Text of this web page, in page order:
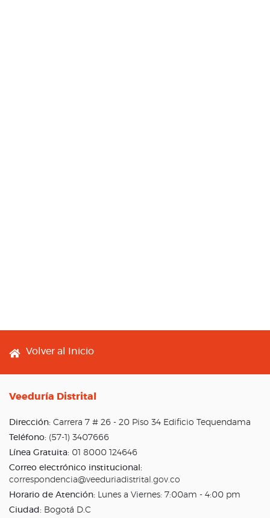
Footer menu
Volver al Inicio
Veeduría Distrital
Dirección: Carrera 7 # 26 - 20 Piso 34 Edificio Tequendama
Teléfono: (57-1) 3407666
Línea Gratuita: 01 8000 124646
Correo electrónico institucional:
correspondencia@veeduriadistrital.gov.co
Horario de Atención: Lunes a Viernes: 7:00am - 4:00 pm
Ciudad: Bogotá D.C